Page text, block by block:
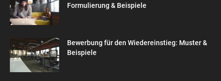
Formulierung & Beispiele
Bewerbung für den Wiedereinstieg: Muster &
Beispiele